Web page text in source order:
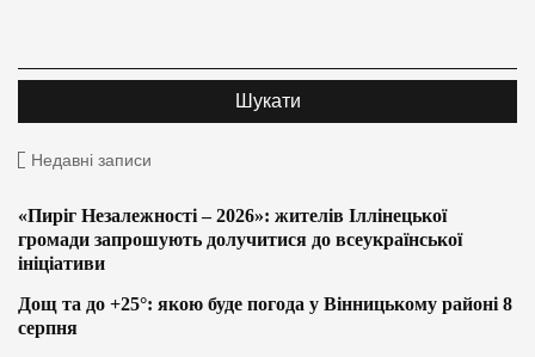
Недавні записи
«Пиріг Незалежності – 2026»: жителів Іллінецької
громади запрошують долучитися до всеукраїнської
ініціативи
Дощ та до +25°: якою буде погода у Вінницькому районі 8
серпня